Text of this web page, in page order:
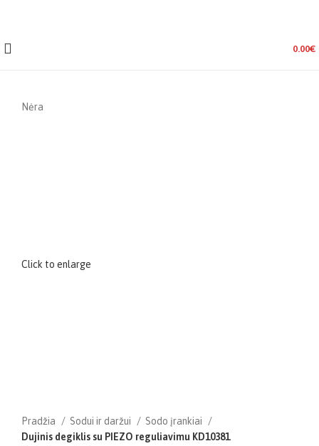
0.00€
Nėra
Click to enlarge
Pradžia Sodui ir daržui
Sodo įrankiai
Dujinis degiklis su PIEZO reguliavimu KD10381